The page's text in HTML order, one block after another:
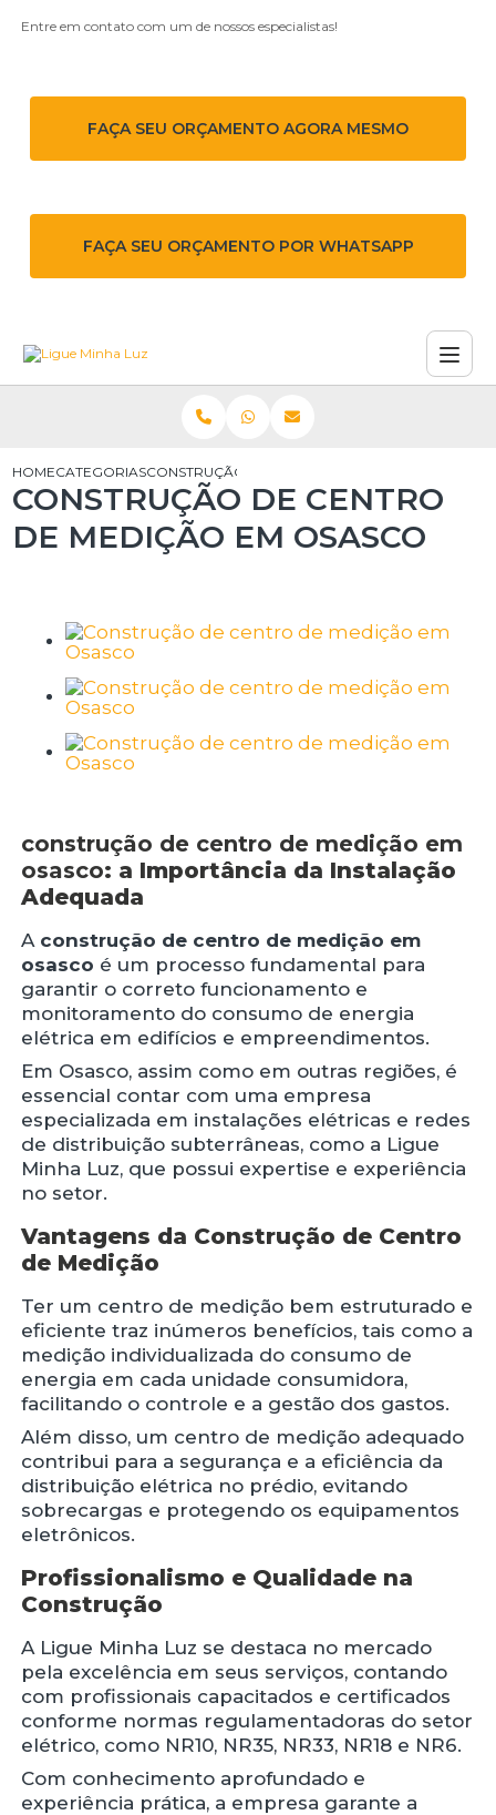
Entre em contato com um de nossos especialistas!
FAÇA SEU ORÇAMENTO AGORA MESMO
FAÇA SEU ORÇAMENTO POR WHATSAPP
HOMECATEGORIASCONSTRUÇÃO DE CENTRO DE MEDIÇÃO EM
CONSTRUÇÃO DE CENTRO
DE MEDIÇÃO EM OSASCO
construção de centro de medição em
osasco: a Importância da Instalação
Adequada
A construção de centro de medição em
osasco é um processo fundamental para
garantir o correto funcionamento e
monitoramento do consumo de energia
elétrica em edifícios e empreendimentos.
Em Osasco, assim como em outras regiões, é
essencial contar com uma empresa
especializada em instalações elétricas e redes
de distribuição subterrâneas, como a Ligue
Minha Luz, que possui expertise e experiência
no setor.
Vantagens da Construção de Centro
de Medição
Ter um centro de medição bem estruturado e
eficiente traz inúmeros benefícios, tais como a
medição individualizada do consumo de
energia em cada unidade consumidora,
facilitando o controle e a gestão dos gastos.
Além disso, um centro de medição adequado
contribui para a segurança e a eficiência da
distribuição elétrica no prédio, evitando
sobrecargas e protegendo os equipamentos
eletrônicos.
Profissionalismo e Qualidade na
Construção
A Ligue Minha Luz se destaca no mercado
pela excelência em seus serviços, contando
com profissionais capacitados e certificados
conforme normas regulamentadoras do setor
elétrico, como NR10, NR35, NR33, NR18 e NR6.
Com conhecimento aprofundado e
experiência prática, a empresa garante a